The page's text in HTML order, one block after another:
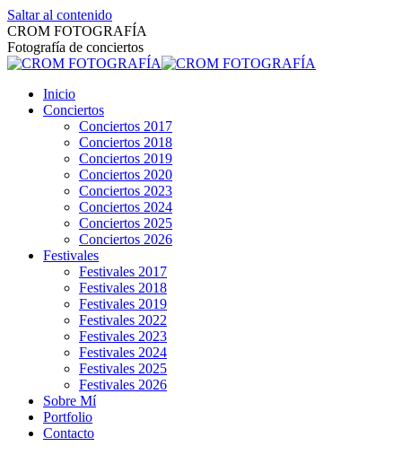
Saltar al contenido
CROM FOTOGRAFÍA
Fotografía de conciertos
Inicio
Conciertos
Conciertos 2017
Conciertos 2018
Conciertos 2019
Conciertos 2020
Conciertos 2023
Conciertos 2024
Conciertos 2025
Conciertos 2026
Festivales
Festivales 2017
Festivales 2018
Festivales 2019
Festivales 2022
Festivales 2023
Festivales 2024
Festivales 2025
Festivales 2026
Sobre Mí
Portfolio
Contacto